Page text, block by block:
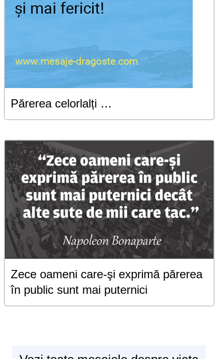
Părerea celorlalți …
Zece oameni care-şi exprimă părerea
în public sunt mai puternici